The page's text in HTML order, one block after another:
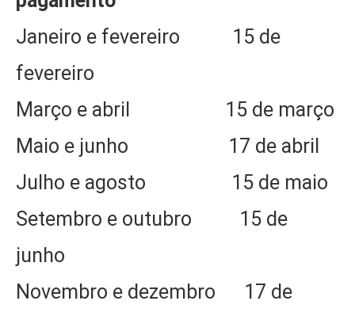
Janeiro e fevereiro 15 de
fevereiro
Março e abril 15 de março
Maio e junho 17 de abril
Julho e agosto 15 de maio
Setembro e outubro 15 de
junho
Novembro e dezembro 17 de